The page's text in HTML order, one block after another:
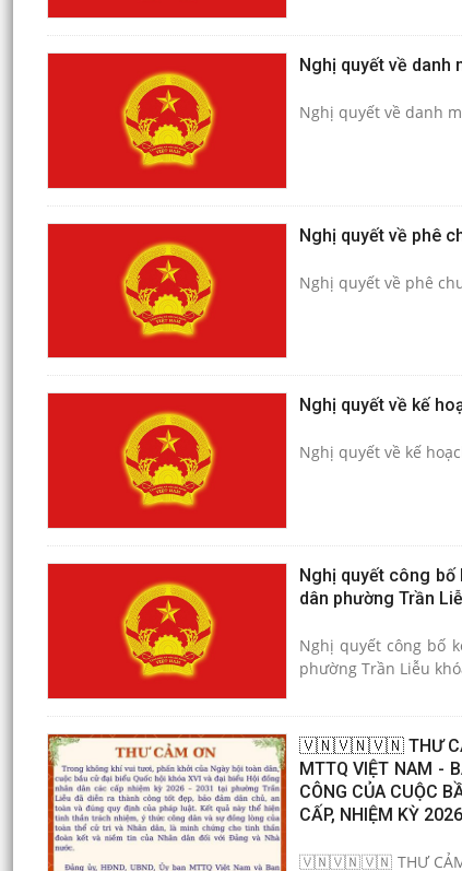
Nghị quyết về danh
Nghị quyết về danh
Nghị quyết về phê
Nghị quyết về phê
Nghị quyết về kế
Nghị quyết về kế
Nghị quyết công
dân phường Trần
Nghị quyết công bố
phường Trần Liễu
🇻🇳🇻🇳🇻🇳 THƯ CẢM
MTTQ VIỆT NAM -
CÔNG CỦA CUỘC
CẤP, NHIỆM KỲ
🇻🇳🇻🇳🇻🇳 THƯ CẢM